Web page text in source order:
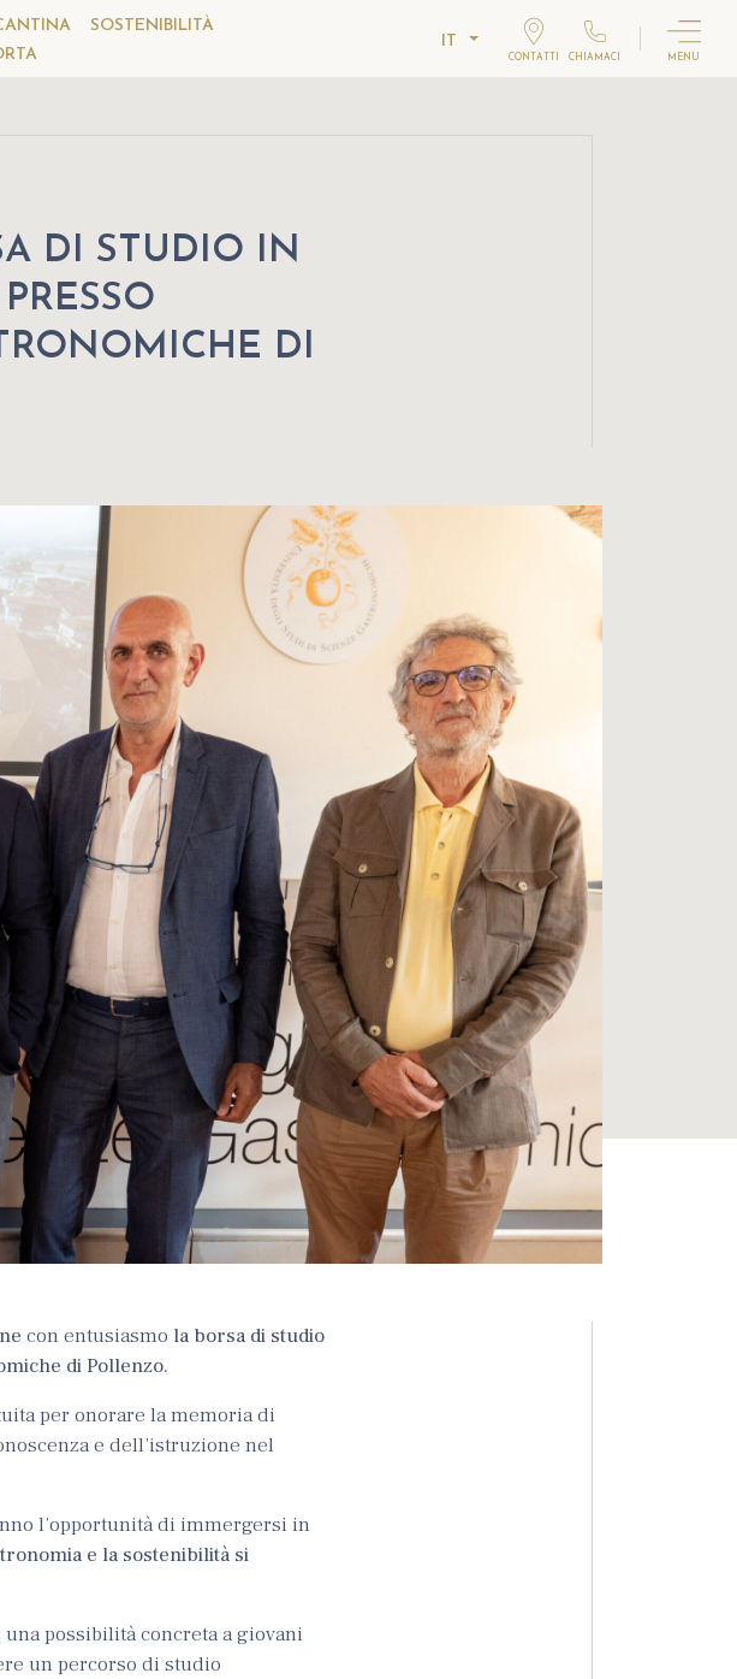
SOSTENIBILITÀ
IT
CONTATTI CHIAMACI MENU
DI STUDIO IN
DI
con entusiasmo la borsa di studio
di Pollenzo.
per onorare la memoria di
e dell’istruzione nel
l’opportunità di immergersi in
e la sostenibilità si
possibilità concreta a giovani
un percorso di studio